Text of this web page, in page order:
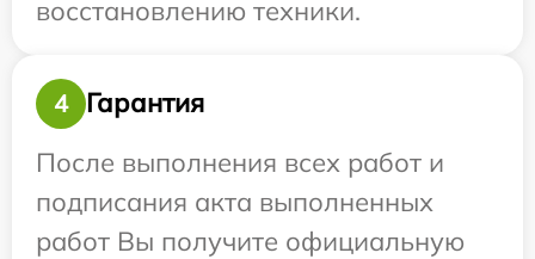
восстановлению техники.
4
Гарантия
После выполнения всех работ и
подписания акта выполненных
работ Вы получите официальную